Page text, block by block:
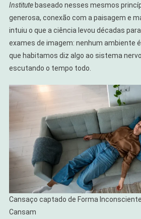
Institutebaseado nesses mesmos
generosa, conexão com a paisagem e
intuiu o que a ciência levou décadas
exames de imagem: nenhum ambiente
que habitamos diz algo ao sistema
escutando o tempo todo.
Cansaço captado de Forma
Cansam